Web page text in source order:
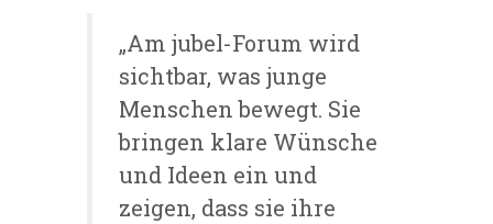
„Am jubel-Forum wird
sichtbar, was junge
Menschen bewegt. Sie
bringen klare Wünsche
und Ideen ein und
zeigen, dass sie ihre